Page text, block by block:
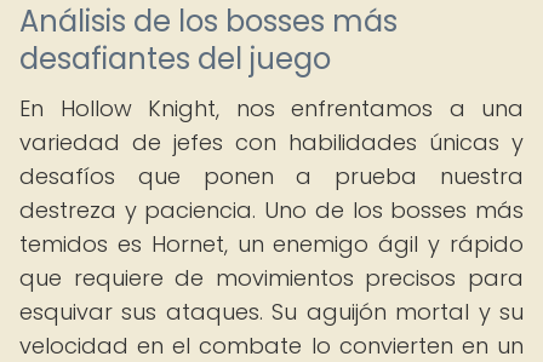
Análisis de los bosses más
desafiantes del juego
En Hollow Knight, nos enfrentamos a una
variedad de jefes con habilidades únicas y
desafíos que ponen a prueba nuestra
destreza y paciencia. Uno de los bosses más
temidos es Hornet, un enemigo ágil y rápido
que requiere de movimientos precisos para
esquivar sus ataques. Su aguijón mortal y su
velocidad en el combate lo convierten en un